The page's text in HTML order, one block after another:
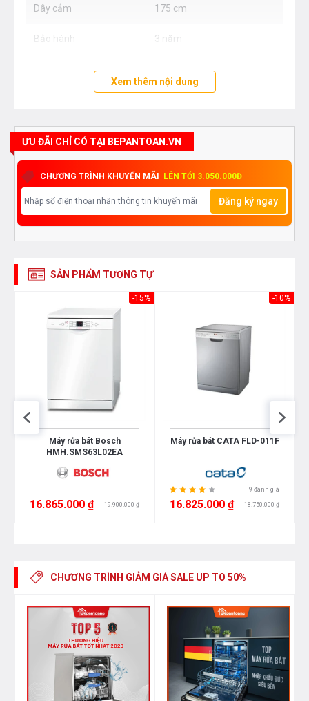
Dây cắm 175 cm
Bảo hành 3 năm
Xem thêm nội dung
ƯU ĐÃI CHỈ CÓ TẠI BEPANTOAN.VN
CHƯƠNG TRÌNH KHUYẾN MÃI LÊN TỚI 3.050.000Đ
Đăng ký ngay
SẢN PHẨM TƯƠNG TỰ
-15%
Máy rửa bát Bosch
HMH.SMS63L02EA
16.865.000 ₫ 19.900.000 ₫
-10%
Máy rửa bát CATA FLD-011F
9 đánh giá
16.825.000 ₫ 18.750.000 ₫
CHƯƠNG TRÌNH GIẢM GIÁSALE UP TO 50%